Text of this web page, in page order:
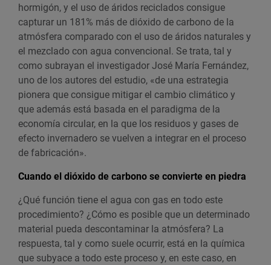
hormigón, y el uso de áridos reciclados consigue
capturar un 181% más de dióxido de carbono de la
atmósfera comparado con el uso de áridos naturales y
el mezclado con agua convencional. Se trata, tal y
como subrayan el investigador José María Fernández,
uno de los autores del estudio, «de una estrategia
pionera que consigue mitigar el cambio climático y
que además está basada en el paradigma de la
economía circular, en la que los residuos y gases de
efecto invernadero se vuelven a integrar en el proceso
de fabricación».
Cuando el dióxido de carbono se convierte en piedra
¿Qué función tiene el agua con gas en todo este
procedimiento? ¿Cómo es posible que un determinado
material pueda descontaminar la atmósfera? La
respuesta, tal y como suele ocurrir, está en la química
que subyace a todo este proceso y, en este caso, en